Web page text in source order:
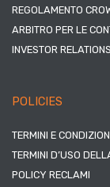
REGOLAMENTO
ARBITRO PER LE
INVESTOR RELATIONS
POLICIES
TERMINI E
TERMINI D’USO
POLICY RECLAMI